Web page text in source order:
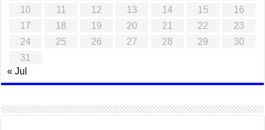
10
11 12 13 14 15
16
17
18 19 20 21 22
23
24
25 26 27 28 29
30
31
« Jul